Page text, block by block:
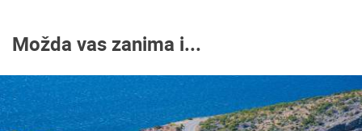
Možda vas zanima i...